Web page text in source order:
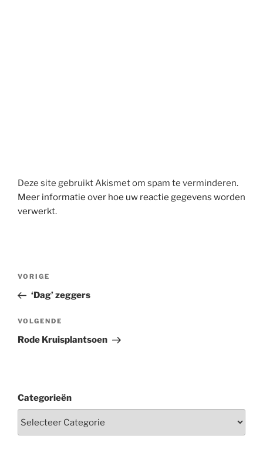
Deze site gebruikt Akismet om spam te verminderen.
Meer informatie over hoe uw reactie gegevens worden
verwerkt.
Berichtnavigatie
Vorig
bericht
VORIGE
‘Dag’ zeggers
Volgend
bericht
VOLGENDE
Rode Kruisplantsoen
Categorieën